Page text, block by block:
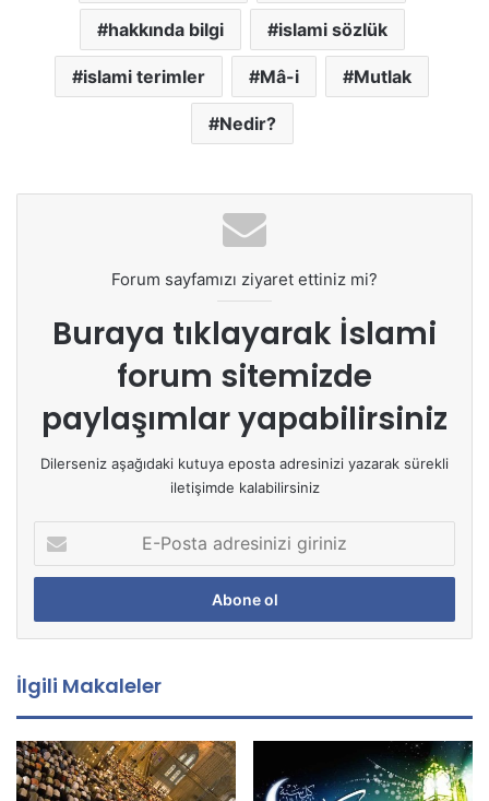
hakkında bilgi islami sözlük
islami terimler Mâ-i Mutlak
Nedir?
Forum sayfamızı ziyaret ettiniz mi?
Buraya tıklayarak İslami
forum sitemizde
paylaşımlar yapabilirsiniz
Dilerseniz aşağıdaki kutuya eposta adresinizi yazarak sürekli
iletişimde kalabilirsiniz
P
s
a
d
r
e
s
İlgili Makaleler